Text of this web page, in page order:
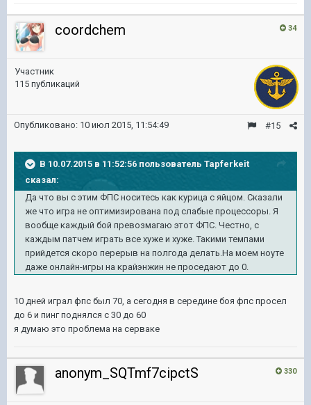
34
coordchem
Участник
115 публикаций
#15
Опубликовано: 10 июл 2015, 11:54:49
В 10.07.2015 в 11:52:56 пользователь Tapferkeit
сказал:
Да что вы с этим ФПС носитесь как курица с яйцом. Сказали
же что игра не оптимизирована под слабые процессоры. Я
вообще каждый бой превозмагаю этот ФПС. Честно, с
каждым патчем играть все хуже и хуже. Такими темпами
прийдется скоро перерыв на полгода делать.На моем ноуте
даже онлайн-игры на крайэнжин не проседают до 0.
10 дней играл фпс был 70, а сегодня в середине боя фпс просел
до 6 и пинг поднялся с 30 до 60
я думаю это проблема на серваке
330
anonym_SQTmf7cipctS